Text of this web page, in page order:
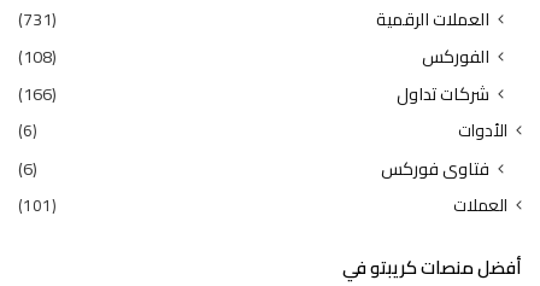
العملات الرقمية
(731)
الفوركس
(108)
شركات تداول
(166)
الأدوات (6)
فتاوى فوركس (6)
العملات (101)
أفضل منصات كريبتو في